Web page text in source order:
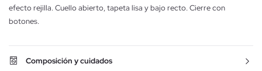
efecto rejilla. Cuello abierto, tapeta lisa y bajo recto. Cierre con
botones.
Composición y cuidados